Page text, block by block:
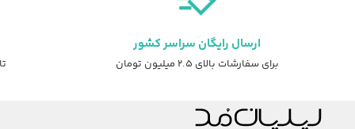
ارسال رایگان سراسر کشور
برای سفارشات بالای ۲.۵ میلیون تومان تا ۷ روز